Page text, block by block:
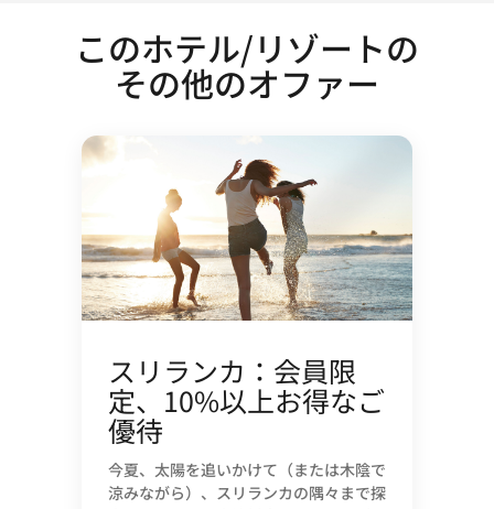
このホテル/リゾートの
その他のオファー
スリランカ：会員限
定、10%以上お得なご
優待
今夏、太陽を追いかけて（または木陰で
涼みながら）、スリランカの隅々まで探